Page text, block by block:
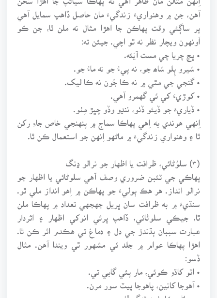
آهن، جن ۾ وهنواريءَ زندگيءَ مان حاصل ڏاهپ سمايل آهي
پر ساڳئي وقت پهاڪن جا اهڙا مثال نه ملن ٿا، جن ڪو
اَونهون ويچار نظر نه ٿو اچي. جيئن ته:
• ڀڄ چريا چي مست آيَئه.
• شيرو ٻِلو شاھ جو، نه پيءُ جو نه ماءُ جو.
• گنجي جي مٿي ۾ نه ڪا جُون نه ڪا ليک.
• کوڙيءَ کي ئي گهمرو آهي.
• ڏياريءَ جو ڏيئو ڏٺو، ننڍو وڏو چڀڙ مِٺو.
اِنهي هوندي به اِهي پهاڪا سماج ۾ پنهنجي خاص جاءِ رکن
ٿا ۽ وهنواري زندگيءَ ۾ ماڻهو اِنهن جو استعمال ڪن ٿا.
(۳) سلوُڻائي، ظرافت يا اظهار جو نرالو ڍنگ
پهاڪي جي ٽئبن ضروري وصف آهي سلوڻائي يا اظهار جو
نرالو انداز. هر هڪ ٻوليءَ جو پهاڪن ۾ اِهو انداز ملي ٿو.
سنڌيءَ ۾ به ظرافت سان ڀريل جهجهي تعداد ۾ پهاڪا ملن
ٿا، جيڪي سلوڻائي، ڏاهپ ڀرئي انوکي اظهار ۽ اثردار
عبارت سببان ٻڌندڙ جي دل ۽ دماغ تي هڪدم اثر ڪن ٿا.
اهڙا پهاڪا عوام ۾ جلد ئي مشهور ٿي ويندا آهن. مثال
ڏسو:
• اٽو کاڌو ڪوئي، مار پئي گابي تي.
• آهوجا کانين، پاهوجا پيٽ سور مرن.
• سياڻو ڪانءُ ٻه ٽنگو ڦاسي.